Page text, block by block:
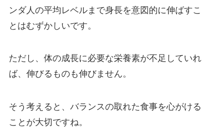
ンダ人の平均レベルまで身長を意図的に伸ばすこ
とはむずかしいです。
ただし、体の成長に必要な栄養素が不足していれ
ば、伸びるものも伸びません。
そう考えると、バランスの取れた食事を心がける
ことが大切ですね。